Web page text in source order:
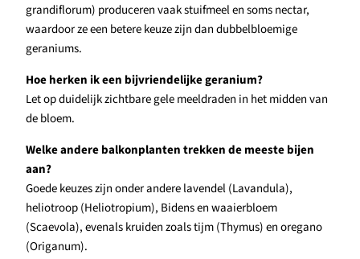
grandiflorum) produceren vaak stuifmeel en soms nectar,
waardoor ze een betere keuze zijn dan dubbelbloemige
geraniums.
Hoe herken ik een bijvriendelijke geranium?
Let op duidelijk zichtbare gele meeldraden in het midden van
de bloem.
Welke andere balkonplanten trekken de meeste bijen
aan?
Goede keuzes zijn onder andere lavendel (Lavandula),
heliotroop (Heliotropium), Bidens en waaierbloem
(Scaevola), evenals kruiden zoals tijm (Thymus) en oregano
(Origanum).